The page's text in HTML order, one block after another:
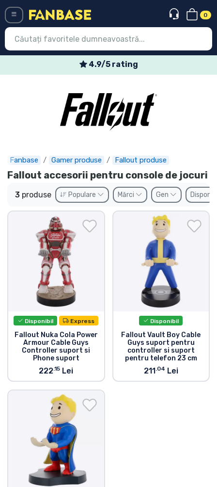
0
4.9/5 rating
Fanbase Gamer produse Fallout produse
Fallout accesorii pentru console de jocuri
3 produse Populare Mărci Gen
Disponibil Express
Fallout Nuka Cola Power
Armour Cable Guys
Controller suport si
Phone suport
222.15 Lei
Disponibil
Fallout Vault Boy Cable
Guys suport pentru
controller si suport
pentru telefon 23 cm
211.04 Lei
Expres
Precomenzi
Outlet produse
Transport și plată
Sortare după serie
Sortare după filme
Sortare după desene animate
Sortare după Anime
Sortare după jocuri
Sortare după sport
Sortare după muzică
Tipuri de produse
Mărci